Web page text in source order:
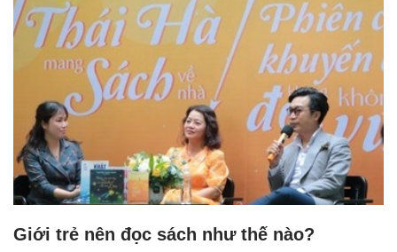
Giới trẻ nên đọc sách như thế nào?